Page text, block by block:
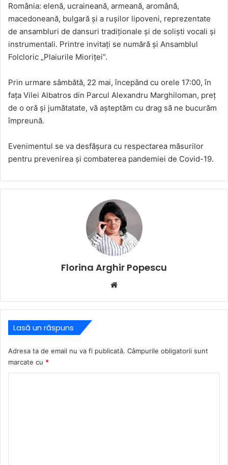
România: elenă, ucraineană, armeană, aromână,
macedoneană, bulgară și a rușilor lipoveni, reprezentate
de ansambluri de dansuri tradiționale și de soliști vocali și
instrumentali. Printre invitați se numără și Ansamblul
Folcloric „Plaiurile Mioriței”.
Prin urmare sâmbătă, 22 mai, începând cu orele 17:00, în
fața Vilei Albatros din Parcul Alexandru Marghiloman, preț
de o oră și jumătatate, vă așteptăm cu drag să ne bucurăm
împreună.
Evenimentul se va desfășura cu respectarea măsurilor
pentru prevenirea și combaterea pandemiei de Covid-19.
Florina Arghir Popescu
Lasă un răspuns
Adresa ta de email nu va fi publicată. Câmpurile obligatorii sunt
marcate cu *